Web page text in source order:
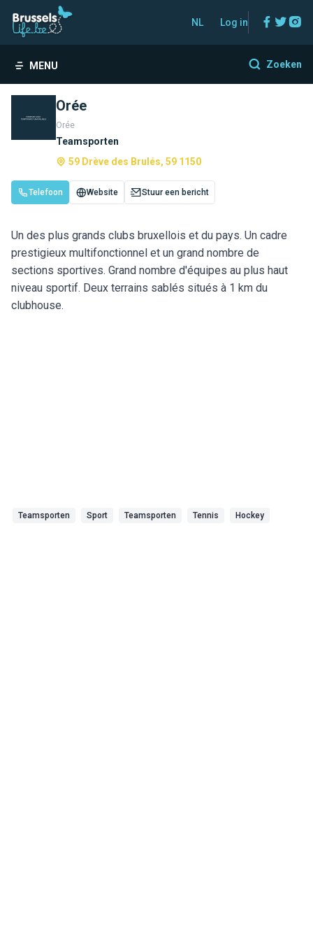
NL Log in
MENU Zoeken
Orée
Orée
Teamsporten
59 Drève des Brulés, 59 1150
Telefoon Website Stuur een bericht
Un des plus grands clubs bruxellois et du pays. Un cadre
prestigieux multifonctionnel et un grand nombre de
sections sportives. Grand nombre d'équipes au plus haut
niveau sportif. Deux terrains sablés situés à 1 km du
clubhouse.
Teamsporten Sport Teamsporten Tennis Hockey